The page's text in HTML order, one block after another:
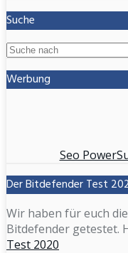
Suche
Werbung
Seo
Der Bitdefender Test
Wir haben für euch
Bitdefender getestet.
Test 2020